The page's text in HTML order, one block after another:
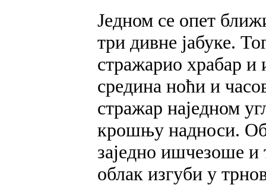
Једном се опет
три дивне јабуке.
стражарио храбар и
средина ноћи и
стражар наједном
крошњу надноси.
заједно ишчезоше и
облак изгуби у